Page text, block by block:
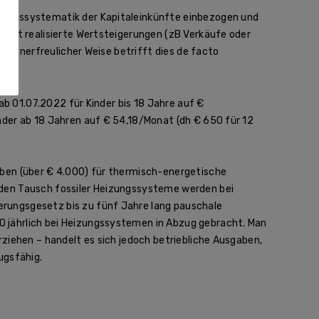
der Kapitaleinkünfte einbezogen und
realisierte Wertsteigerungen (zB Verkäufe oder
Unerfreulicher Weise betrifft dies de facto
01.07.2022 für Kinder bis 18 Jahre auf €
ab 18 Jahren auf € 54,18/Monat (dh € 650 für 12
(über € 4.000) für thermisch-energetische
Tausch fossiler Heizungssysteme werden bei
bis zu fünf Jahre lang pauschale
bei Heizungssystemen in Abzug gebracht. Man
– handelt es sich jedoch betriebliche Ausgaben,